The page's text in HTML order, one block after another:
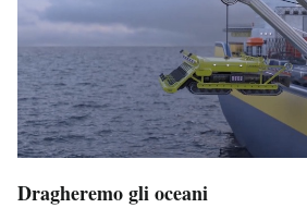
Dragheremo gli oceani